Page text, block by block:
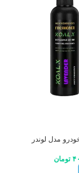
مدل لوندر
تومان